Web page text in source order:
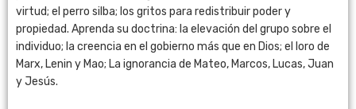
virtud; el perro silba; los gritos para redistribuir poder y
propiedad. Aprenda su doctrina: la elevación del grupo sobre el
individuo; la creencia en el gobierno más que en Dios; el loro de
Marx, Lenin y Mao; La ignorancia de Mateo, Marcos, Lucas, Juan
y Jesús.